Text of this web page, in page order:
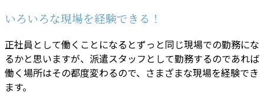
いろいろな現場を経験できる！
正社員として働くことになるとずっと同じ現場での勤務にな
るかと思いますが、派遣スタッフとして勤務するのであれば
働く場所はその都度変わるので、さまざまな現場を経験でき
ます。